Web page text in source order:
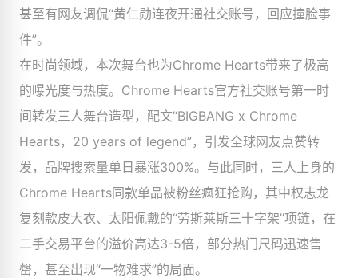
甚至有网友调侃“黄仁勋连夜开通社交账号，回应撞脸事
件”。
在时尚领域，本次舞台也为Chrome Hearts带来了极高
的曝光度与热度。Chrome Hearts官方社交账号第一时
间转发三人舞台造型，配文“BIGBANG x Chrome
Hearts，20 years of legend”，引发全球网友点赞转
发，品牌搜索量单日暴涨300%。与此同时，三人上身的
Chrome Hearts同款单品被粉丝疯狂抢购，其中权志龙
复刻款皮大衣、太阳佩戴的“劳斯莱斯三十字架”项链，在
二手交易平台的溢价高达3-5倍，部分热门尺码迅速售
罄，甚至出现“一物难求”的局面。